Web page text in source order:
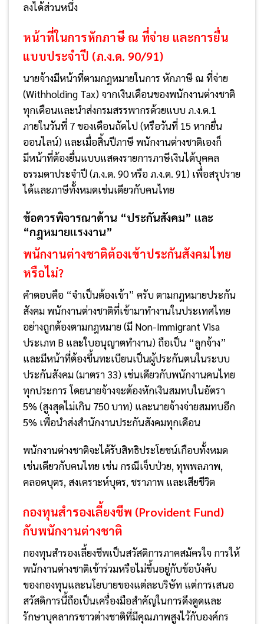
ลงได้ส่วนหนึ่ง
หน้าที่ในการหักภาษี ณ ที่จ่าย และการยื่น
แบบประจำปี (ภ.ง.ด. 90/91)
นายจ้างมีหน้าที่ตามกฎหมายในการ หักภาษี ณ ที่จ่าย
(Withholding Tax) จากเงินเดือนของพนักงานต่างชาติ
ทุกเดือนและนำส่งกรมสรรพากรด้วยแบบ ภ.ง.ด.1
ภายในวันที่ 7 ของเดือนถัดไป (หรือวันที่ 15 หากยื่น
ออนไลน์) และเมื่อสิ้นปีภาษี พนักงานต่างชาติเองก็
มีหน้าที่ต้องยื่นแบบแสดงรายการภาษีเงินได้บุคคล
ธรรมดาประจำปี (ภ.ง.ด. 90 หรือ ภ.ง.ด. 91) เพื่อสรุปราย
ได้และภาษีทั้งหมดเช่นเดียวกับคนไทย
ข้อควรพิจารณาด้าน “ประกันสังคม” และ
“กฎหมายแรงงาน”
พนักงานต่างชาติต้องเข้าประกันสังคมไทย
หรือไม่?
คำตอบคือ “จำเป็นต้องเข้า” ครับ ตามกฎหมายประกัน
สังคม พนักงานต่างชาติที่เข้ามาทำงานในประเทศไทย
อย่างถูกต้องตามกฎหมาย (มี Non-Immigrant Visa
ประเภท B และใบอนุญาตทำงาน) ถือเป็น “ลูกจ้าง”
และมีหน้าที่ต้องขึ้นทะเบียนเป็นผู้ประกันตนในระบบ
ประกันสังคม (มาตรา 33) เช่นเดียวกับพนักงานคนไทย
ทุกประการ โดยนายจ้างจะต้องหักเงินสมทบในอัตรา
5% (สูงสุดไม่เกิน 750 บาท) และนายจ้างจ่ายสมทบอีก
5% เพื่อนำส่งสำนักงานประกันสังคมทุกเดือน
พนักงานต่างชาติจะได้รับสิทธิประโยชน์เกือบทั้งหมด
เช่นเดียวกับคนไทย เช่น กรณีเจ็บป่วย, ทุพพลภาพ,
คลอดบุตร, สงเคราะห์บุตร, ชราภาพ และเสียชีวิต
กองทุนสำรองเลี้ยงชีพ (Provident Fund)
กับพนักงานต่างชาติ
กองทุนสำรองเลี้ยงชีพเป็นสวัสดิการภาคสมัครใจ การให้
พนักงานต่างชาติเข้าร่วมหรือไม่ขึ้นอยู่กับข้อบังคับ
ของกองทุนและนโยบายของแต่ละบริษัท แต่การเสนอ
สวัสดิการนี้ถือเป็นเครื่องมือสำคัญในการดึงดูดและ
รักษาบุคลากรชาวต่างชาติที่มีคุณภาพสูงไว้กับองค์กร